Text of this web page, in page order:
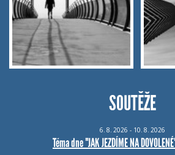
SOUTĚŽE
6. 8. 2026 - 10. 8. 2026
Téma dne "JAK JEZDÍME NA